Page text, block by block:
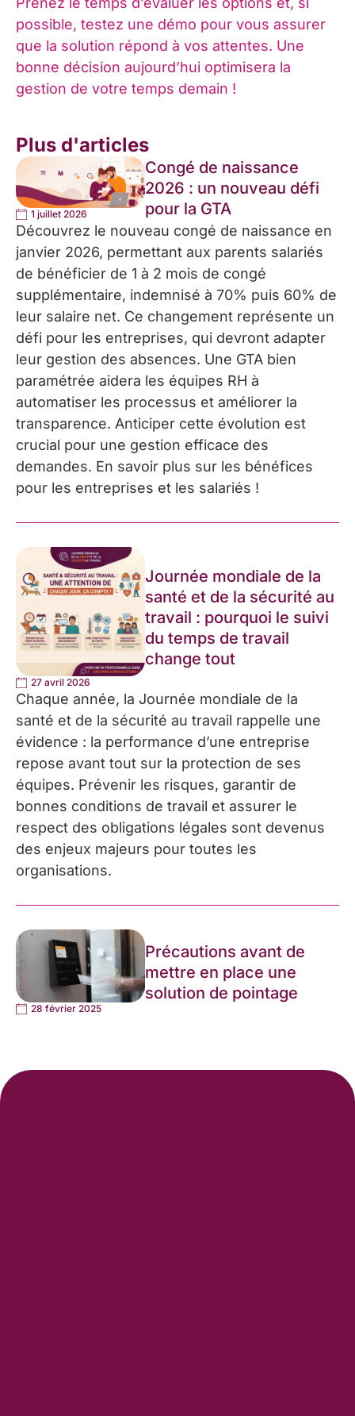
possible, testez une démo pour vous assurer
que la solution répond à vos attentes. Une
bonne décision aujourd’hui optimisera la
gestion de votre temps demain !
Plus d'articles
1 juillet 2026
Congé de naissance
2026 : un nouveau défi
pour la GTA
Découvrez le nouveau congé de naissance en
janvier 2026, permettant aux parents salariés
de bénéficier de 1 à 2 mois de congé
supplémentaire, indemnisé à 70% puis 60% de
leur salaire net. Ce changement représente un
défi pour les entreprises, qui devront adapter
leur gestion des absences. Une GTA bien
paramétrée aidera les équipes RH à
automatiser les processus et améliorer la
transparence. Anticiper cette évolution est
crucial pour une gestion efficace des
demandes. En savoir plus sur les bénéfices
pour les entreprises et les salariés !
27 avril 2026
Journée mondiale de la
santé et de la sécurité au
travail : pourquoi le suivi
du temps de travail
change tout
Chaque année, la Journée mondiale de la
santé et de la sécurité au travail rappelle une
évidence : la performance d’une entreprise
repose avant tout sur la protection de ses
équipes. Prévenir les risques, garantir de
bonnes conditions de travail et assurer le
respect des obligations légales sont devenus
des enjeux majeurs pour toutes les
organisations.
28 février 2025
Précautions avant de
mettre en place une
solution de pointage